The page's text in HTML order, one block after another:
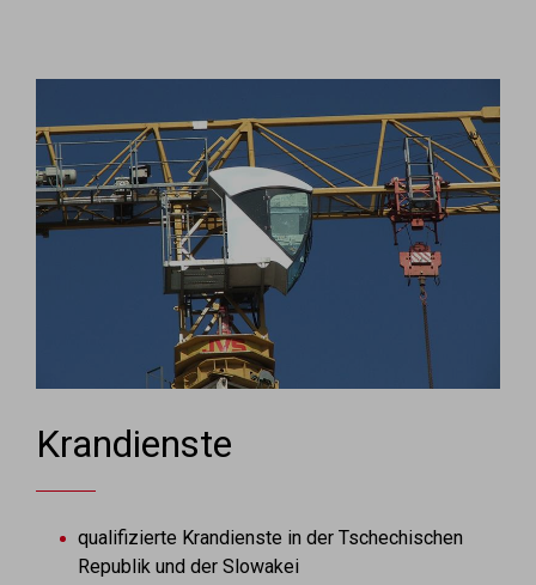
Krandienste
qualifizierte Krandienste in der Tschechischen
Republik und der Slowakei